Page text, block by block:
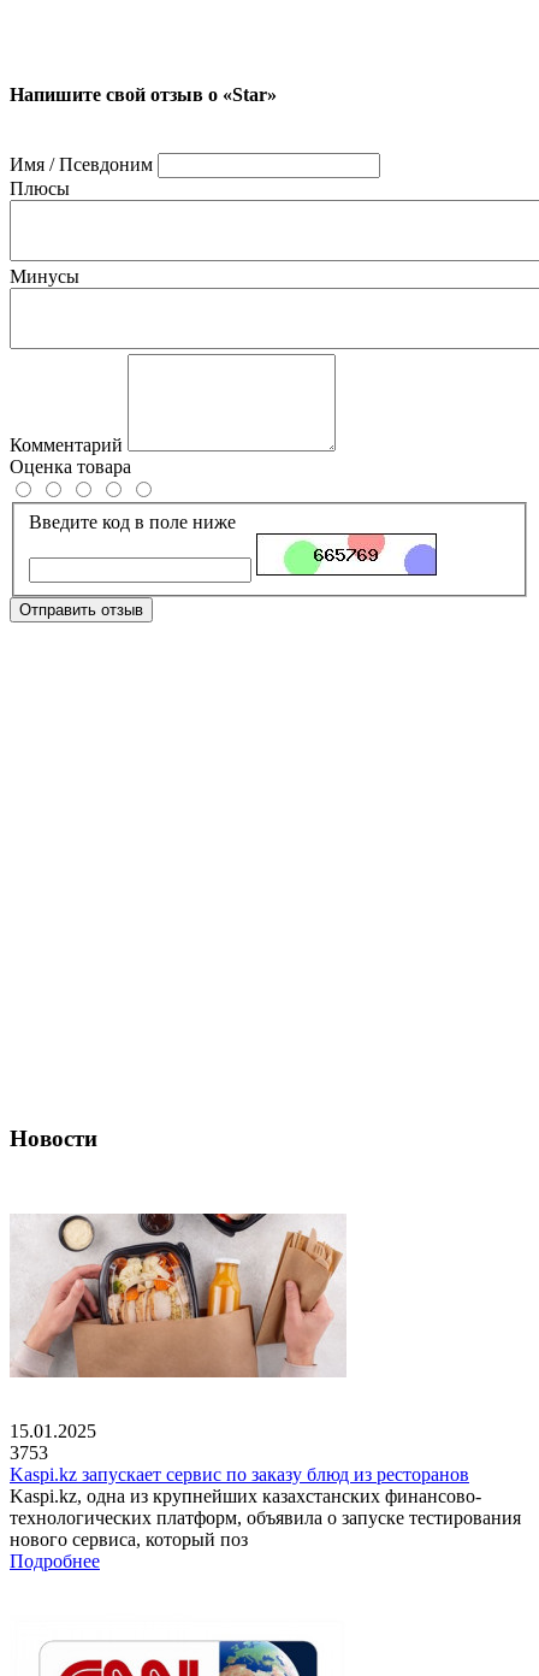
Напишите свой отзыв о «Star»
Имя / Псевдоним
Плюсы
Минусы
Комментарий
Оценка товара
Введите код в поле ниже
Отправить отзыв
Новости
15.01.2025
3753
Kaspi.kz запускает сервис по заказу блюд из ресторанов
Kaspi.kz, одна из крупнейших казахстанских финансово-
технологических платформ, объявила о запуске тестирования
нового сервиса, который поз
Подробнее